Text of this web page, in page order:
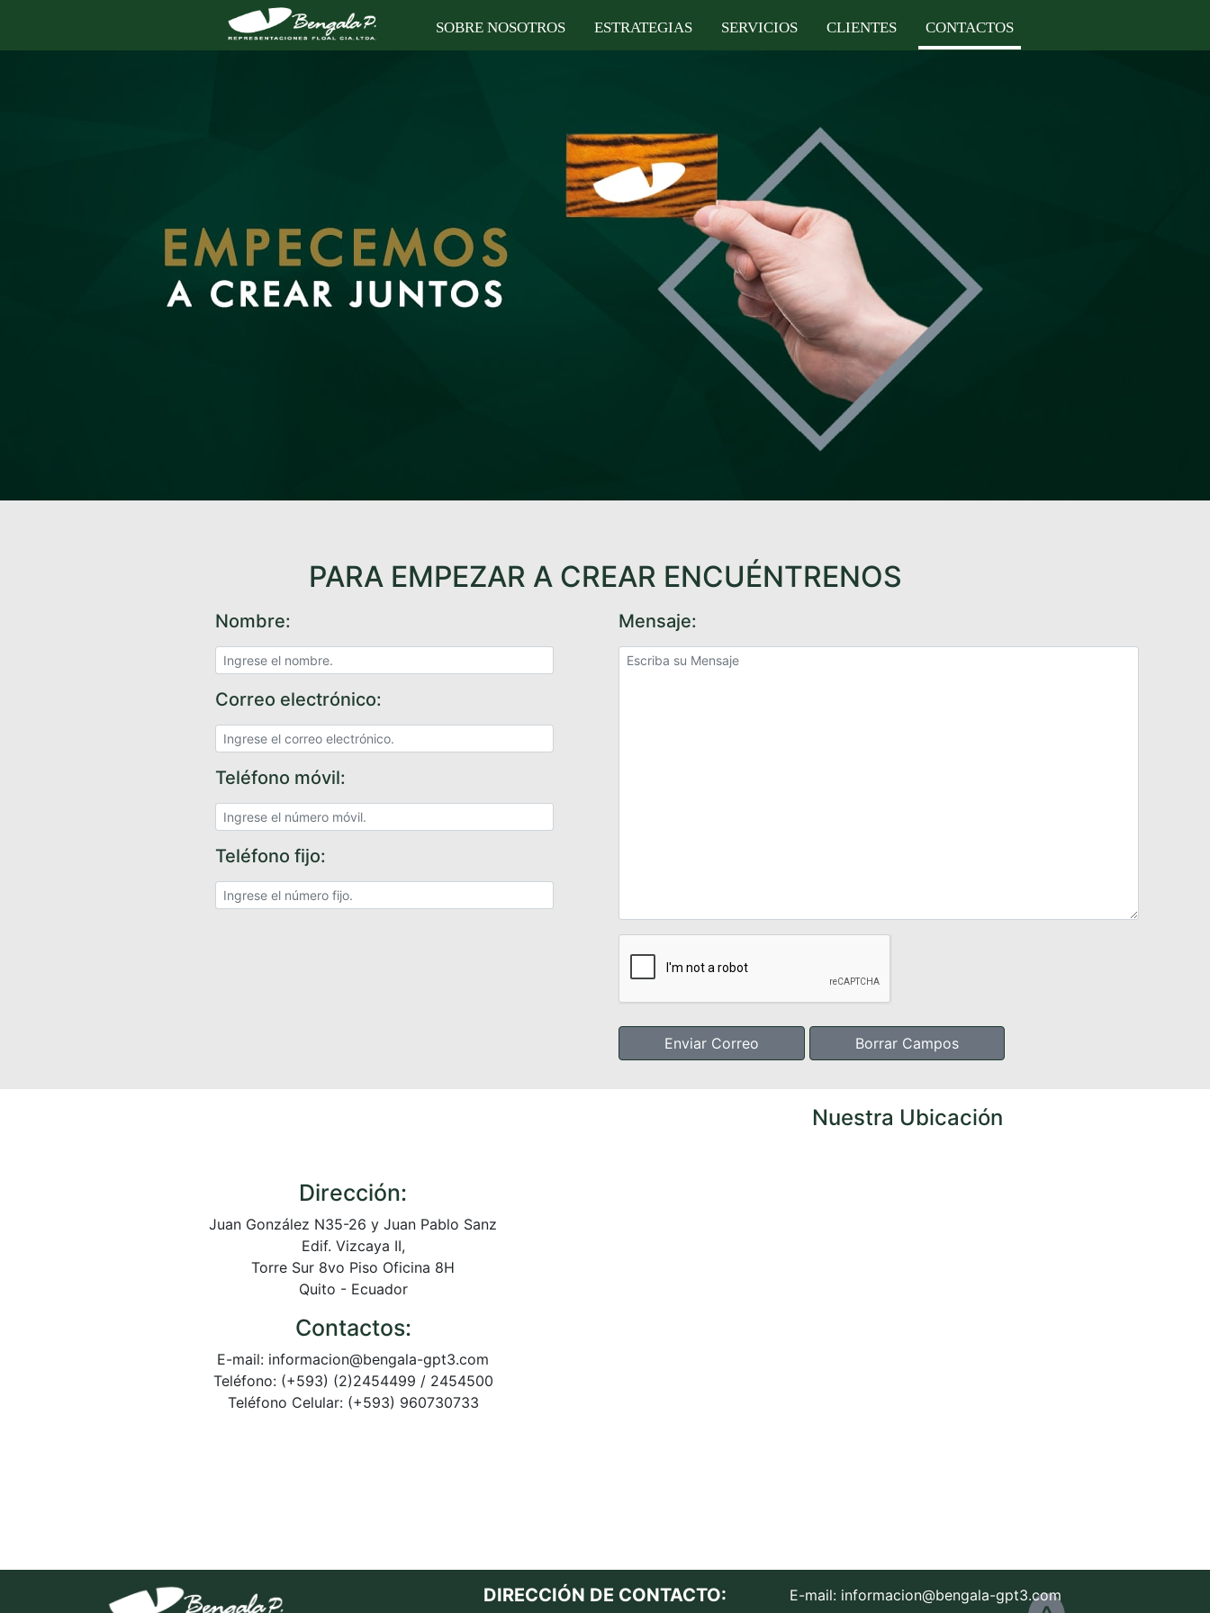
SOBRE NOSOTROS ESTRATEGIAS SERVICIOS CLIENTES CONTACTOS
PARA EMPEZAR A CREAR ENCUÉNTRENOS
Nombre:
Correo electrónico:
Teléfono móvil:
Teléfono fijo:
Mensaje:
Enviar Correo Borrar Campos
Dirección:
Juan González N35-26 y Juan Pablo Sanz
Edif. Vizcaya II,
Torre Sur 8vo Piso Oficina 8H
Quito - Ecuador
Contactos:
E-mail: informacion@bengala-gpt3.com
Teléfono: (+593) (2)2454499 / 2454500
Teléfono Celular: (+593) 960730733
Nuestra Ubicación
DIRECCIÓN DE CONTACTO: E-mail: informacion@bengala-gpt3.com